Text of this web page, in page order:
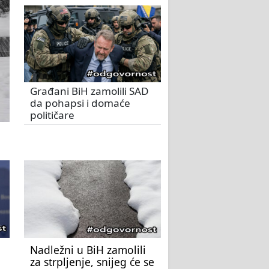
Građani BiH zamolili SAD
da pohapsi i domaće
političare
Nadležni u BiH zamolili
za strpljenje, snijeg će se